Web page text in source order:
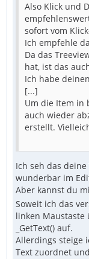
Also Klick und
sofort vom
Ich empfehle
Da das
hat, ist das
Ich habe
[...]
Um die Item in
auch wieder
erstellt.
Ich seh das
wunderbar im
Aber kannst du
Soweit ich das
linken Maustaste
_GetText() auf.
Allerdings steige
Text zuordnet